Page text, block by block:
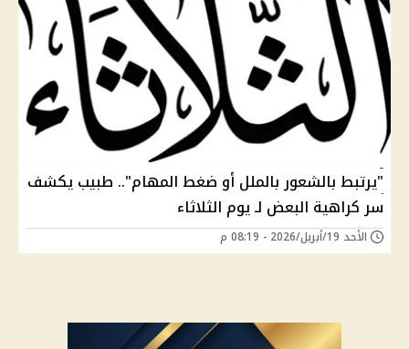
"يرتبط بالشعور بالملل أو ضغط المهام".. طبيب يكشف
سر كراهية البعض لـ يوم الثلاثاء
الأحد 19/أبريل/2026 - 08:19 م